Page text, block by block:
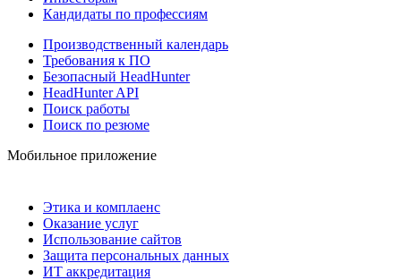
Кандидаты по профессиям
Производственный календарь
Требования к ПО
Безопасный HeadHunter
HeadHunter API
Поиск работы
Поиск по резюме
Мобильное приложение
Этика и комплаенс
Оказание услуг
Использование сайтов
Защита персональных данных
ИТ аккредитация